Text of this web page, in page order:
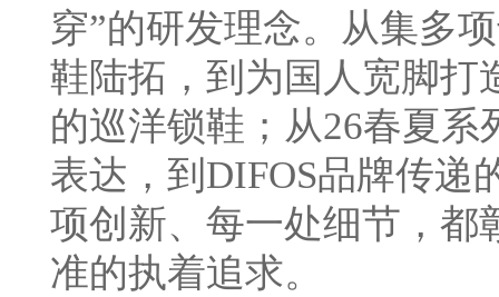
穿”的研发理念。从集多
鞋陆拓，到为国人宽脚打
的巡洋锁鞋；从26春夏系
表达，到DIFOS品牌传
项创新、每一处细节，都
准的执着追求。